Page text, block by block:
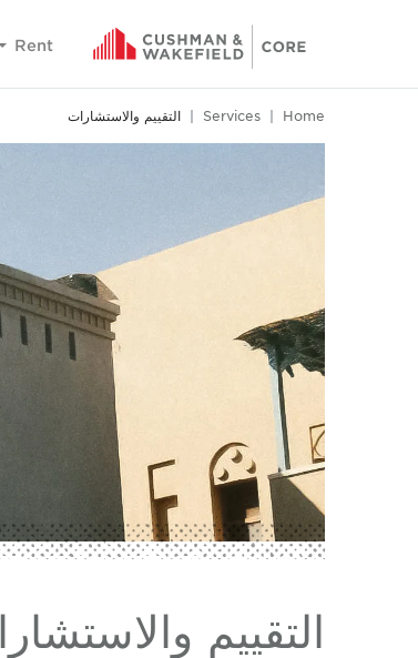
Rent
Home
Services التقييم والاستشارات
التقييم